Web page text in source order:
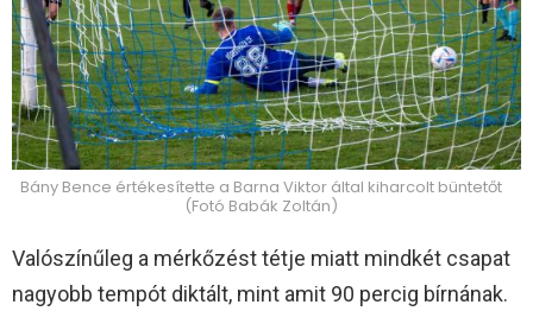
Bány Bence értékesítette a Barna Viktor által kiharcolt büntetőt
(Fotó Babák Zoltán)
Valószínűleg a mérkőzést tétje miatt mindkét csapat
nagyobb tempót diktált, mint amit 90 percig bírnának.